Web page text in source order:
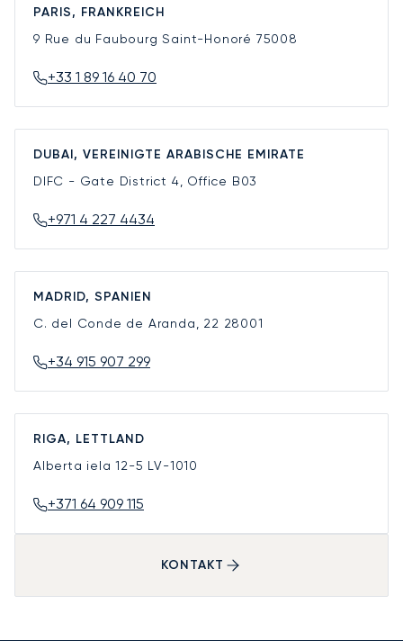
PARIS, FRANKREICH
9 Rue du Faubourg Saint-Honoré 75008
+33 1 89 16 40 70
DUBAI, VEREINIGTE ARABISCHE EMIRATE
DIFC - Gate District 4, Office B03
+971 4 227 4434
MADRID, SPANIEN
C. del Conde de Aranda, 22 28001
+34 915 907 299
RIGA, LETTLAND
Alberta iela 12-5 LV-1010
+371 64 909 115
KONTAKT